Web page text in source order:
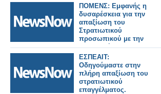
ΠΟΜΕΝΣ: Εμφανής η
δυσαρέσκεια για την
απαξίωση του
Στρατιωτικού
προσωπικού με την
εφαρμογή της ΚΥΑ για
την νυχτερινή
απασχόληση.
ΕΣΠΕΑΙΤ:
Οδηγούμαστε στην
πλήρη απαξίωση του
στρατιωτικού
επαγγέλματος.